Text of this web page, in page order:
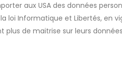
aux USA des données
loi Informatique et Libertés, en
plus de maitrise sur leurs